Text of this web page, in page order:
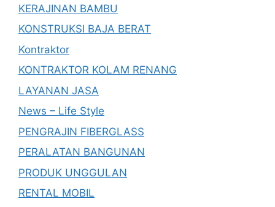
KERAJINAN BAMBU
KONSTRUKSI BAJA BERAT
Kontraktor
KONTRAKTOR KOLAM RENANG
LAYANAN JASA
News – Life Style
PENGRAJIN FIBERGLASS
PERALATAN BANGUNAN
PRODUK UNGGULAN
RENTAL MOBIL